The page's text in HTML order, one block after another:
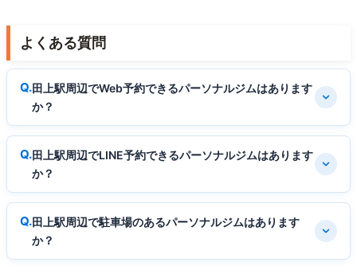
よくある質問
田上駅周辺でWeb予約できるパーソナルジムはあります
か？
田上駅周辺でLINE予約できるパーソナルジムはあります
か？
田上駅周辺で駐車場のあるパーソナルジムはあります
か？